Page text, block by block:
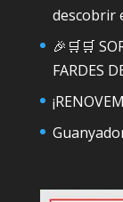
descobrir
🎉🛒🛒
FARDES